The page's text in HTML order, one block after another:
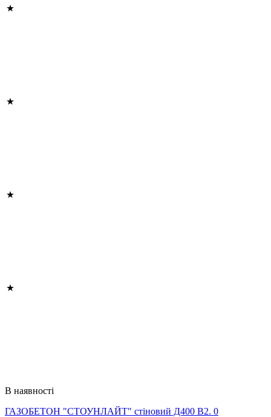
В наявності
ГАЗОБЕТОН "СТОУНЛАЙТ" стіновий Д400 В2. 0